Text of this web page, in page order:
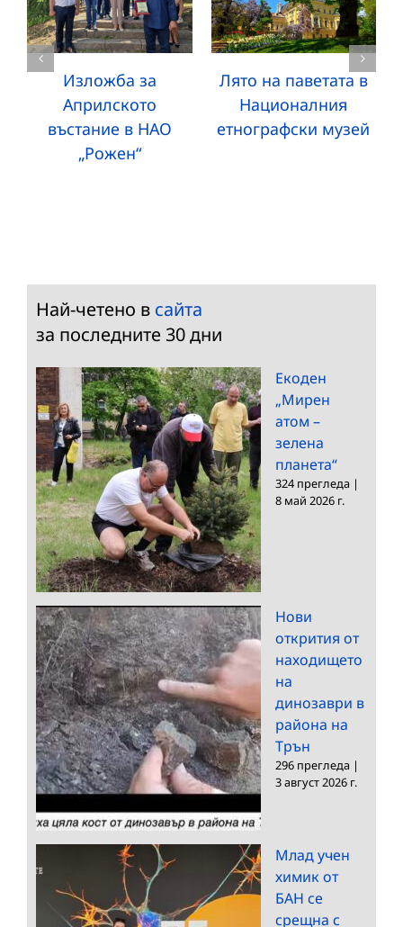
Изложба за
Априлското
въстание в НАО
„Рожен“
Лято на паветата в
Националния
етнографски музей
Най-четено в сайта
за последните 30 дни
Екоден
„Мирен
атом –
зелена
планета“
324 прегледа |
8 май 2026 г.
Нови
открития от
находището
на
динозаври в
района на
Трън
296 прегледа |
3 август 2026 г.
Млад учен
химик от
БАН се
срещна с